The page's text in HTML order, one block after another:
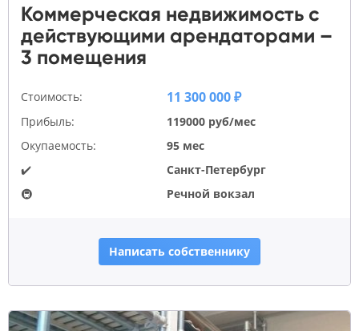
Коммерческая недвижимость с
действующими арендаторами –
3 помещения
Стоимость: 11 300 000 ₽
Прибыль:
119000 руб/мес
Окупаемость:
95 мес
✔️
Санкт-Петербург
🚇
Речной вокзал
Написать собственнику